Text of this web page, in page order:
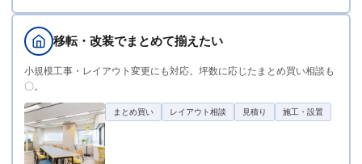
移転・改装でまとめて揃えたい
小規模工事・レイアウト変更にも対応。坪数に応じたまとめ買い相談も
〇。
まとめ買い レイアウト相談 見積り 施工・設置